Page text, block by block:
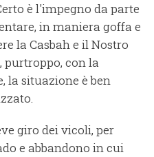
è l'impegno da parte
in maniera goffa e
la Casbah e il Nostro
purtroppo, con la
la situazione è ben
giro dei vicoli, per
e abbandono in cui